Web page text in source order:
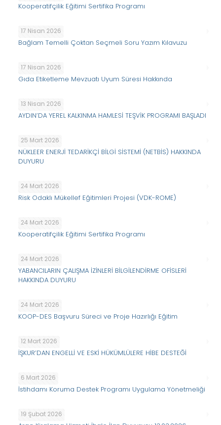
Kooperatifçilik Eğitimi Sertifika Programı
17 Nisan 2026
Bağlam Temelli Çoktan Seçmeli Soru Yazım Kılavuzu
17 Nisan 2026
Gıda Etiketleme Mevzuatı Uyum Süresi Hakkında
13 Nisan 2026
AYDIN’DA YEREL KALKINMA HAMLESİ TEŞVİK PROGRAMI BAŞLADI
25 Mart 2026
NÜKLEER ENERJİ TEDARİKÇİ BİLGİ SİSTEMİ (NETBİS) HAKKINDA
DUYURU
24 Mart 2026
Risk Odaklı Mükellef Eğitimleri Projesi (VDK-ROME)
24 Mart 2026
Kooperatifçilik Eğitimi Sertifika Programı
24 Mart 2026
YABANCILARIN ÇALIŞMA İZİNLERİ BİLGİLENDİRME OFİSLERİ
HAKKINDA DUYURU
24 Mart 2026
KOOP-DES Başvuru Süreci ve Proje Hazırlığı Eğitim
12 Mart 2026
İŞKUR’DAN ENGELLİ VE ESKİ HÜKÜMLÜLERE HİBE DESTEĞİ
6 Mart 2026
İstihdamı Koruma Destek Programı Uygulama Yönetmeliği
19 Şubat 2026